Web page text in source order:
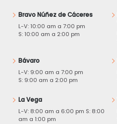
Bravo Núñez de Cáceres
L-V: 10:00 am a 7:00 pm
S: 10:00 am a 2:00 pm
Bávaro
L-V: 9:00 am a 7:00 pm
S: 9:00 am a 2:00 pm
La Vega
L-V: 8:00 am a 6:00 pm S: 8:00
am a 1:00 pm